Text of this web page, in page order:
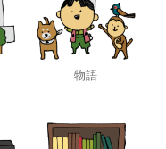
物語